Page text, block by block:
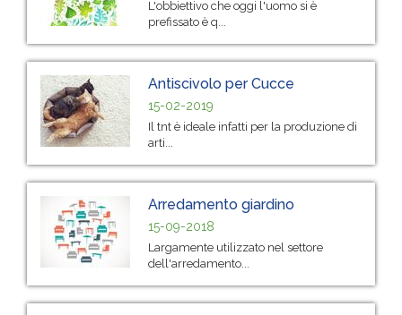
L'obbiettivo che oggi l'uomo si è
prefissato è q...
Antiscivolo per Cucce
15-02-2019
Il tnt è ideale infatti per la produzione di
arti...
Arredamento giardino
15-09-2018
Largamente utilizzato nel settore
dell'arredamento...